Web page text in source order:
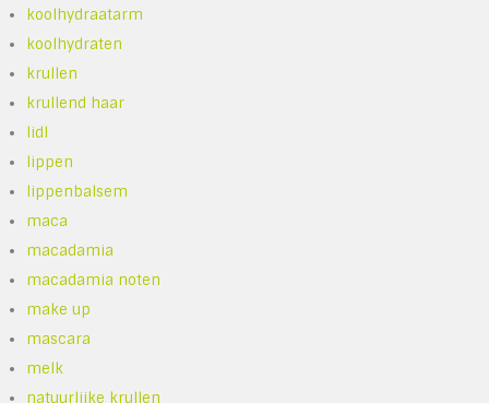
koolhydraatarm
koolhydraten
krullen
krullend haar
lidl
lippen
lippenbalsem
maca
macadamia
macadamia noten
make up
mascara
melk
natuurlijke krullen